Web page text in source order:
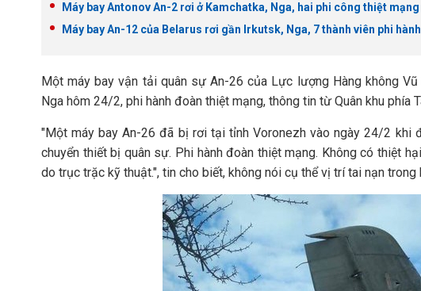
Máy bay Antonov An-2 rơi ở Kamchatka, Nga, hai phi công thiệt mạng
Máy bay An-12 của Belarus rơi gần Irkutsk, Nga, 7 thành viên phi
Một máy bay vận tải quân sự An-26 của Lực lượng Hàng không
Nga hôm 24/2, phi hành đoàn thiệt mạng, thông tin từ Quân khu phía
"Một máy bay An-26 đã bị rơi tại tỉnh Voronezh vào ngày 24/2 khi
chuyển thiết bị quân sự. Phi hành đoàn thiệt mạng. Không có thiệt
do trục trặc kỹ thuật.", tin cho biết, không nói cụ thể vị trí tai nạn